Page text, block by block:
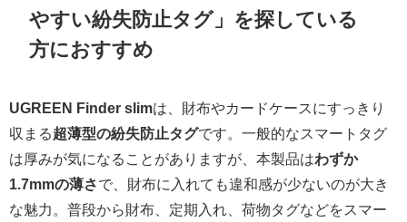
やすい紛失防止タグ」を探している
方におすすめ
UGREEN Finder slimは、財布やカードケースにすっきり
収まる超薄型の紛失防止タグです。一般的なスマートタグ
は厚みが気になることがありますが、本製品はわずか
1.7mmの薄さで、財布に入れても違和感が少ないのが大き
な魅力。普段から財布、定期入れ、荷物タグなどをスマー